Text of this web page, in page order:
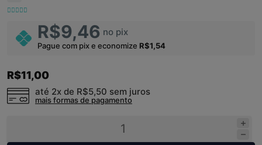
R$9,46 no pix
Pague com pix e economize R$1,54
R$11,00
até 2x de R$5,50 sem juros
mais formas de pagamento